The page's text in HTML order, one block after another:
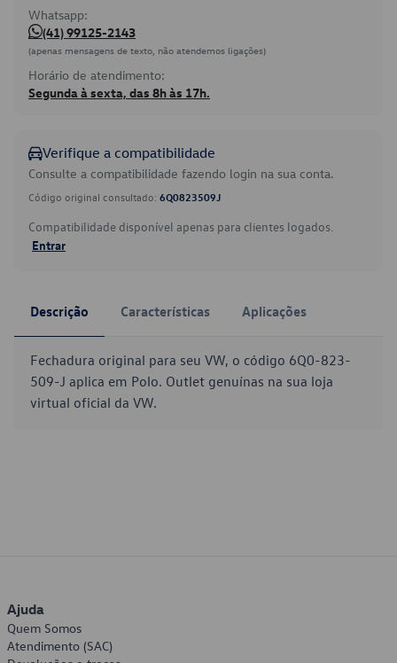
Whatsapp:
(41) 99125-2143
(apenas mensagens de texto, não atendemos ligações)
Horário de atendimento:
Segunda à sexta, das 8h às 17h.
Verifique a compatibilidade
Consulte a compatibilidade fazendo login na sua conta.
Código original consultado: 6Q0823509J
Compatibilidade disponível apenas para clientes logados.
Entrar
Descrição Características Aplicações
Fechadura original para seu VW, o código 6Q0-823-
509-J aplica em Polo. Outlet genuínas na sua loja
virtual oficial da VW.
Ajuda
Quem Somos
Atendimento (SAC)